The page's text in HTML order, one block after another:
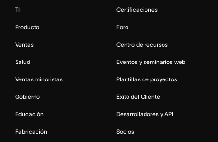
TI
Producto
Ventas
Salud
Ventas minoristas
Gobierno
Educación
Fabricación
Certificaciones
Foro
Centro de recursos
Eventos y seminarios web
Plantillas de proyectos
Éxito del Cliente
Desarrolladores y API
Socios